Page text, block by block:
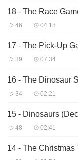
18 - The Race
46 04:18
17 - The Pick-Up
39 07:34
16 - The Dinosaur
34 02:21
15 - Dinosaurs
48 02:41
14 - The Christmas